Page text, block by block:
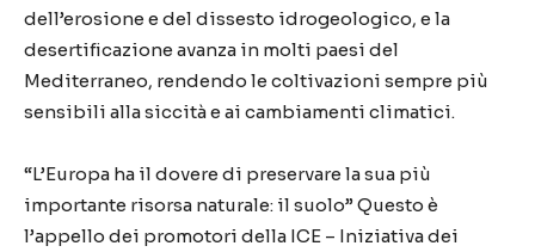
dell’erosione e del dissesto idrogeologico, e la
desertificazione avanza in molti paesi del
Mediterraneo, rendendo le coltivazioni sempre più
sensibili alla siccità e ai cambiamenti climatici.
“L’Europa ha il dovere di preservare la sua più
importante risorsa naturale: il suolo” Questo è
l’appello dei promotori della ICE – Iniziativa dei